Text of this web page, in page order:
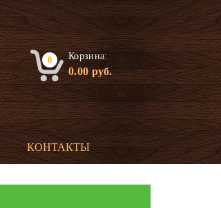
0 Корзина:
0.00руб.
КОНТАКТЫ